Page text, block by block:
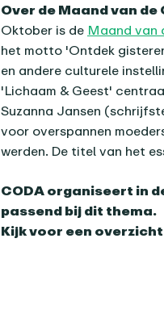
Over de Maand van
Oktober is de Maand van
het motto 'Ontdek
en andere culturele
'Lichaam & Geest'
Suzanna Jansen
voor overspannen
werden. De titel van het
CODA organiseert in
passend bij dit thema.
Kijk voor een